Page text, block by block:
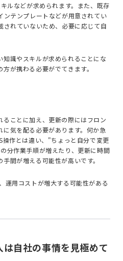
ルなどが求められます。また、既存
ンテンプレートなどが用意されてい
されていないため、必要に応じて自
知識やスキルが求められることにな
が携わる必要がでてきます。
ることに加え、更新の際にはフロン
に気を配る必要があります。何か急
操作とは違い、"ちょっと自分で変更
分作業手順が増えたり、更新に時間
間が増える可能性が高いです。
運用コストが増大する可能性がある
自社の事情を見極めて